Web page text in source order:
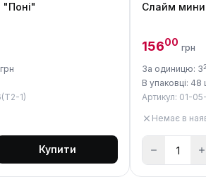
"Поні"
грн
1)
Купити
Слайм мини
15600 грн
За одиницю: 3
В упаковці: 48
Артикул: 01-
Немає в